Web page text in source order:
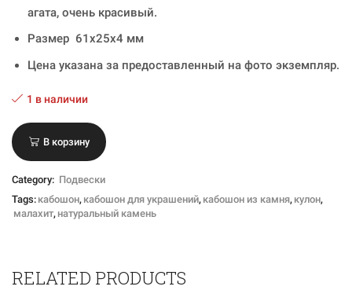
агата, очень красивый.
Размер 61х25х4 мм
Цена указана за предоставленный на фото экземпляр.
1 в наличии
В корзину
Category: Подвески
Tags: кабошон, кабошон для украшений, кабошон из камня, кулон,
малахит, натуральный камень
RELATED PRODUCTS